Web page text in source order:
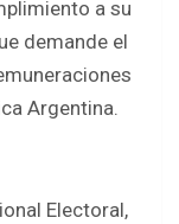
a su
demande el
Argentina.
Electoral,